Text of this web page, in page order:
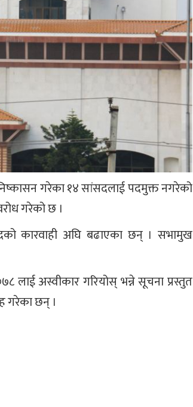
गरेका १४ सांसदलाई पदमुक्त नगरेको
गरेको छ ।
कारवाही अघि बढाएका छन् । सभामुख
लाई अस्वीकार गरियोस् भन्ने सूचना प्रस्तुत
गरेका छन् ।